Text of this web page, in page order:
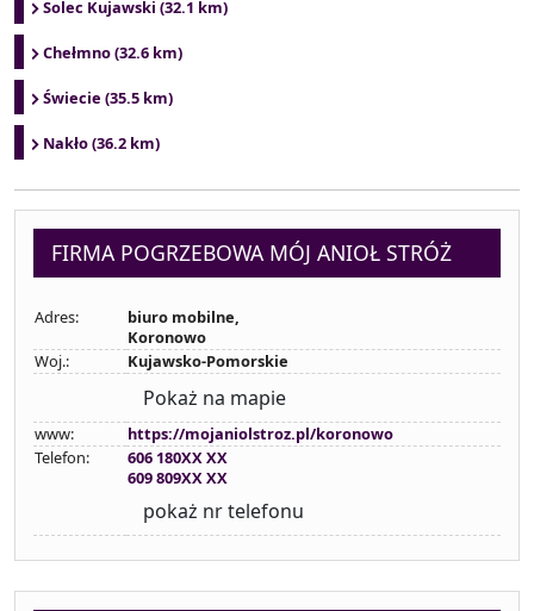
Solec Kujawski (32.1 km)
Chełmno (32.6 km)
Świecie (35.5 km)
Nakło (36.2 km)
FIRMA POGRZEBOWA MÓJ ANIOŁ STRÓŻ
Adres:
biuro mobilne,
Koronowo
Woj.:
Kujawsko-Pomorskie
Pokaż na mapie
www:
https://mojaniolstroz.pl/koronowo
Telefon:
606 180XX XX
609 809XX XX
pokaż nr telefonu